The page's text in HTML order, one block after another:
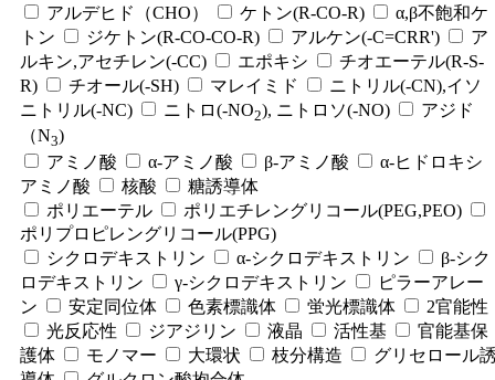
アルデヒド（CHO）
ケトン(R-CO-R)
α,β不飽和ケ
トン
ジケトン(R-CO-CO-R) アルケン(-C=CRR')
ア
ルキン,アセチレン(-CC)
エポキシ
チオエーテル(R-S-
R)
チオール(-SH) マレイミド
ニトリル(-CN),イソ
ニトリル(-NC)
ニトロ(-NO2), ニトロソ(-NO)
アジド
（N3)
アミノ酸
α-アミノ酸 β-アミノ酸
α-ヒドロキシ
アミノ酸
核酸
糖誘導体
ポリエーテル
ポリエチレングリコール(PEG,PEO)
ポリプロピレングリコール(PPG)
シクロデキストリン
α-シクロデキストリン
β-シク
ロデキストリン
γ-シクロデキストリン
ピラーアレー
ン
安定同位体 色素標識体 蛍光標識体
2官能性
光反応性
ジアジリン 液晶 活性基
官能基保
護体
モノマー 大環状 枝分構造
グリセロール